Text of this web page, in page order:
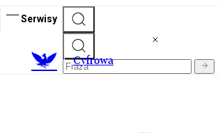
Serwisy
Cyfrowa